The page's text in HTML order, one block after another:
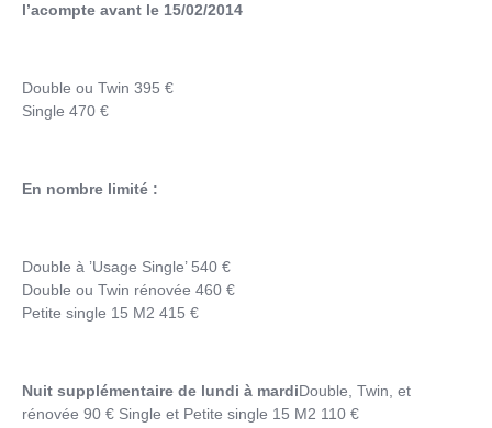
l’acompte avant le 15/02/2014
Double ou Twin 395 €
Single 470 €
En nombre limité :
Double à ’Usage Single’ 540 €
Double ou Twin rénovée 460 €
Petite single 15 M2 415 €
Nuit supplémentaire de lundi à mardiDouble, Twin, et
rénovée 90 € Single et Petite single 15 M2 110 €